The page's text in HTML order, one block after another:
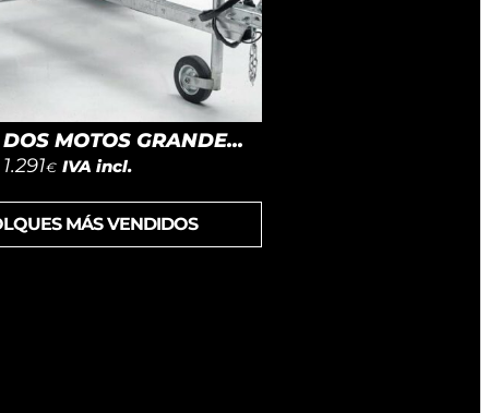
MOTOS GRANDE...
1.291€ IVA incl.
MÁS VENDIDOS